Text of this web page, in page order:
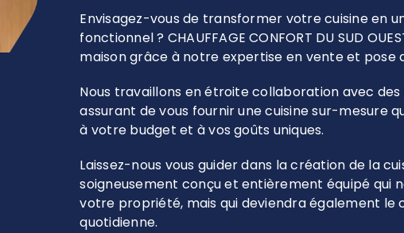
Envisagez-vous de transformer votre cuisine en
fonctionnel ? CHAUFFAGE CONFORT DU SUD
maison grâce à notre expertise en vente et pose
Nous travaillons en étroite collaboration avec des
assurant de vous fournir une cuisine sur-mesure
à votre budget et à vos goûts uniques.
Laissez-nous vous guider dans la création de la
soigneusement conçu et entièrement équipé qui
votre propriété, mais qui deviendra également
quotidienne.